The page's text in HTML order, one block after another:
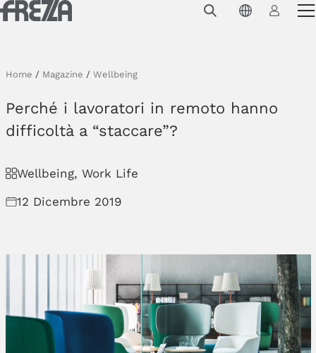
Skip to main content
Progetti e ispirazioni
Magazine
Home / Magazine / Wellbeing
Perché i lavoratori in remoto hanno
difficoltà a “staccare”?
Wellbeing, Work Life
12 Dicembre 2019